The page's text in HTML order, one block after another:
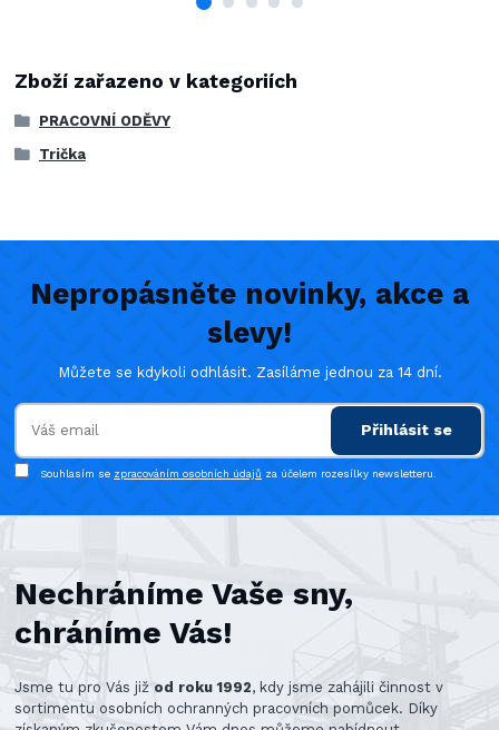
Zboží zařazeno v kategoriích
PRACOVNÍ ODĚVY
Trička
Nepropásněte novinky, akce a
slevy!
Můžete se kdykoli odhlásit. Zasíláme jednou za 14 dní.
Přihlásit se
Souhlasím se zpracováním osobních údajů za účelem rozesílky newsletteru.
Nechráníme Vaše sny,
chráníme Vás!
Jsme tu pro Vás již od roku 1992, kdy jsme zahájili činnost v
sortimentu osobních ochranných pracovních pomůcek. Díky